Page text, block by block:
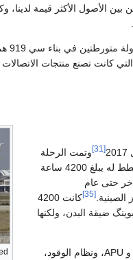
الأصول الأكثر قيمة لدينا،
كانت تصنع منتجات
[31]
وتمت الرحلة
في ذلك الوقت، كان لدى كوماك برنامج اختبار مخطط له يبلغ 4200 ساعة
حتى عام
[35]
كانت 4200
من إيرباص أو بوينگ ضيقة البدن، ولكنها
كان نموذج كوماك الثاني جاهزاً في 28 يوليو 2017، بهدف نقله خلال عام للمحرك، و APU، ونظام الوقود،